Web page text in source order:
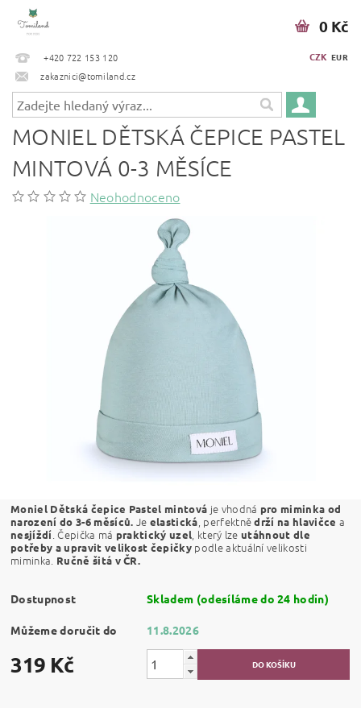
+420 722 153 120
zakaznici@tomiland.cz
CZK EUR
0 Kč
MONIEL DĚTSKÁ ČEPICE PASTEL
MINTOVÁ 0-3 MĚSÍCE
Neohodnoceno
Moniel Dětská čepice Pastel mintová je vhodná pro miminka od
narození do 3-6 měsíců. Je elastická , perfektnědrží na hlavičce a
nesjíždí . Čepička má praktický uzel , který lzeutáhnout dle
potřeby a upravit velikost čepičky podle aktuální velikosti
miminka. Ručně šitá v ČR.
Dostupnost Skladem (odesíláme do 24 hodin)
Můžeme doručit do 11.8.2026
319 Kč